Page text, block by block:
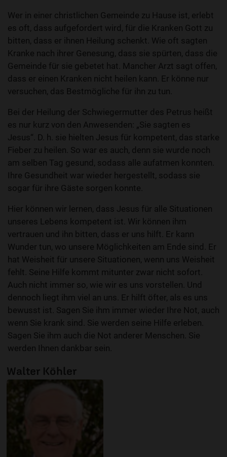
Wer in einer christlichen Gemeinde zu Hause ist, erlebt
es oft, dass aufgefordert wird, für die Kranken Gott zu
bitten, dass er ihnen Heilung schenkt. Wie oft sagten
Kranke nach ihrer Genesung, dass sie spürten, dass die
Gemeinde für sie gebetet hat. Mancher Arzt sagt offen,
dass er einen Kranken nicht heilen kann. Er könne nur
versuchen, das Bestmögliche für ihn zu tun.
Bei der Heilung der Schwiegermutter des Petrus heißt
es nur kurz von den Anwesenden: „Sie sagten es
Jesus“. D. h. sie hielten Jesus für kompetent, das starke
Fieber zu heilen. So war es auch, denn sie wurde noch
am selben Tag gesund, sodass alle aufatmen konnten.
Ihre Gesundheit war wieder hergestellt, sodass sie
sogar für ihre Gäste sorgen konnte.
Hier können wir lernen, dass Jesus für alle Situationen
unseres Lebens kompetent ist. Wir können ihm
vertrauen und ihn bitten, dass er uns hilft. Er kann
Wunder tun, wo unsere Möglichkeiten am Ende sind. Er
hat Weisheit für unsere Situationen, wenn uns Weisheit
fehlt. Seine Hilfe kommt mitunter zwar nicht sofort.
Auch nicht immer so, wie wir es uns vorstellen. Und
dennoch liegt ihm viel an uns. Er hilft öfter, als es uns
bewusst ist. Sagen Sie ihm immer wieder Ihre Not, auch
wenn Sie krank sind. Sie werden seine Hilfe erleben.
Sagen Sie ihm auch die Not anderer Menschen. Sie
werden Ihnen dankbar sein.
Walter Köhler